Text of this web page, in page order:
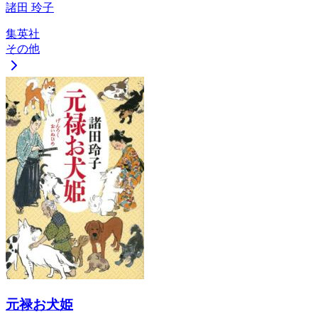
諸田 玲子
集英社
その他
元禄お犬姫